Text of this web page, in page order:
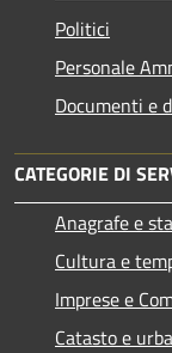
Politici
Personale
Documenti e
CATEGORIE DI
Anagrafe e
Cultura e
Imprese e
Catasto e